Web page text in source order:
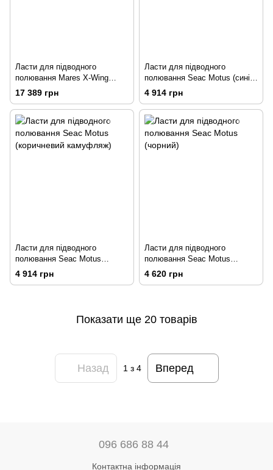
Ласти для підводного
полювання Mares X-Wing
Apnea S 46-47
17 389 грн
Ласти для підводного
полювання Seac Motus (синій
камуфляж)
4 914 грн
Ласти для підводного
полювання Seac Motus
(коричневий камуфляж)
4 914 грн
Ласти для підводного
полювання Seac Motus
(чорний)
4 620 грн
Показати ще 20 товарів
Назад 1з 4 Вперед
096 686 88 44
Контактна інформація